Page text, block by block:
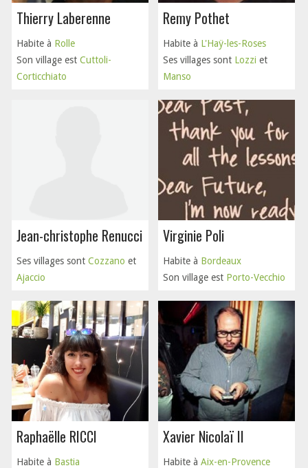
Thierry Laberenne
Habite à Rolle
Son village est Cuttoli-
Corticchiato
Remy Pothet
Habite à L'Haÿ-les-Roses
Ses villages sont Lozzi et
Manso
Jean-christophe Renucci
Ses villages sont Cozzano et
Ajaccio
Virginie Poli
Habite à Bordeaux
Son village est Porto-Vecchio
Raphaëlle RICCI
Habite à Bastia
Xavier Nicolaï II
Habite à Aix-en-Provence